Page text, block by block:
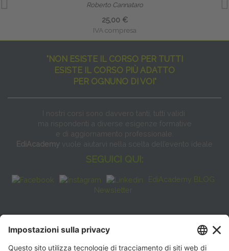
Roberto Cannataro
25,00 €
IVA compresa
"NON ESISTE IL CORSO PER TUTTI
ESISTE IL CORSO PIÙ ADATTO
PER OGNUNO DI VOI"
I nostri corsi sono davvero tanti, tutti validi
ma rispondenti a diverse esigenze formative
e di aggiornamento professionale.
EdiAcademy vuole aiutarvi nella scelta dell’evento ideale
SEGUICI QUI:
EdiAcademy BLOG
Newsletter
FAQ